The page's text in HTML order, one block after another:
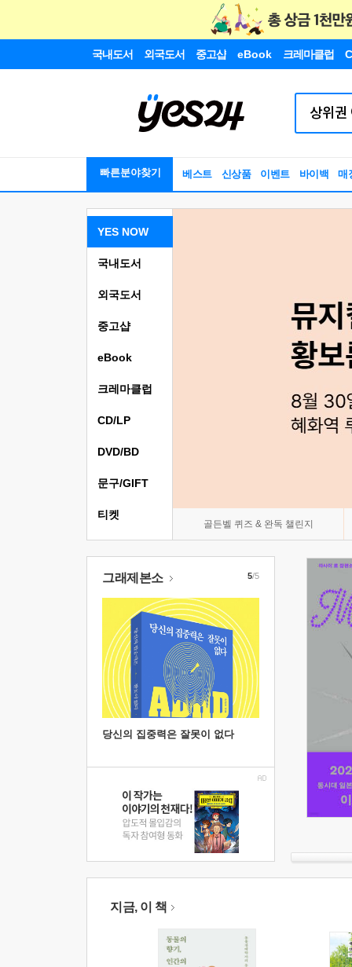
국내도서 외국도서 중고샵 eBook 크레마클럽
빠른분야찾기 베스트 신상품 이벤트 바이백 매
YES NOW
골든벨 퀴즈 & 완독 챌린지
국내도서
외국도서
중고샵
eBook
크레마클럽
CD/LP
DVD/BD
문구/GIFT
티켓
그래제본소
당신의 집중력은 잘못이 없다
5/5
지금, 이 책